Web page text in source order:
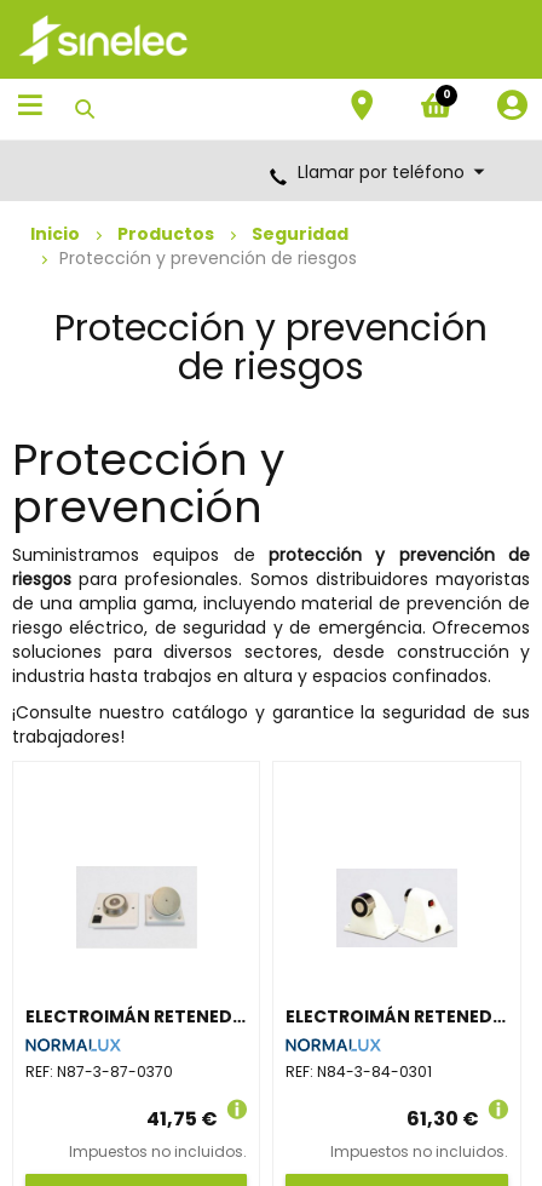
Saltar
contenido
Saltar
menú
de
navegación
0
Llamar por teléfono
Inicio Productos
Seguridad
Protección y prevención de riesgos
Protección y prevención
de riesgos
Protección y
prevención
Suministramos equipos de protección y prevención de
riesgos para profesionales. Somos distribuidores mayoristas
de una amplia gama, incluyendo material de prevención de
riesgo eléctrico, de seguridad y de emergéncia. Ofrecemos
soluciones para diversos sectores, desde construcción y
industria hasta trabajos en altura y espacios confinados.
¡Consulte nuestro catálogo y garantice la seguridad de sus
trabajadores!
ELECTROIMÁN RETENEDOR PUERTAS A PARED
REF: N87-3-87-0370
41,75 €
Impuestos no incluidos.
ELECTROIMÁN RETENEDOR PUERTAS A SUELO
REF:N84-3-84-0301
61,30 €
Impuestos no incluidos.